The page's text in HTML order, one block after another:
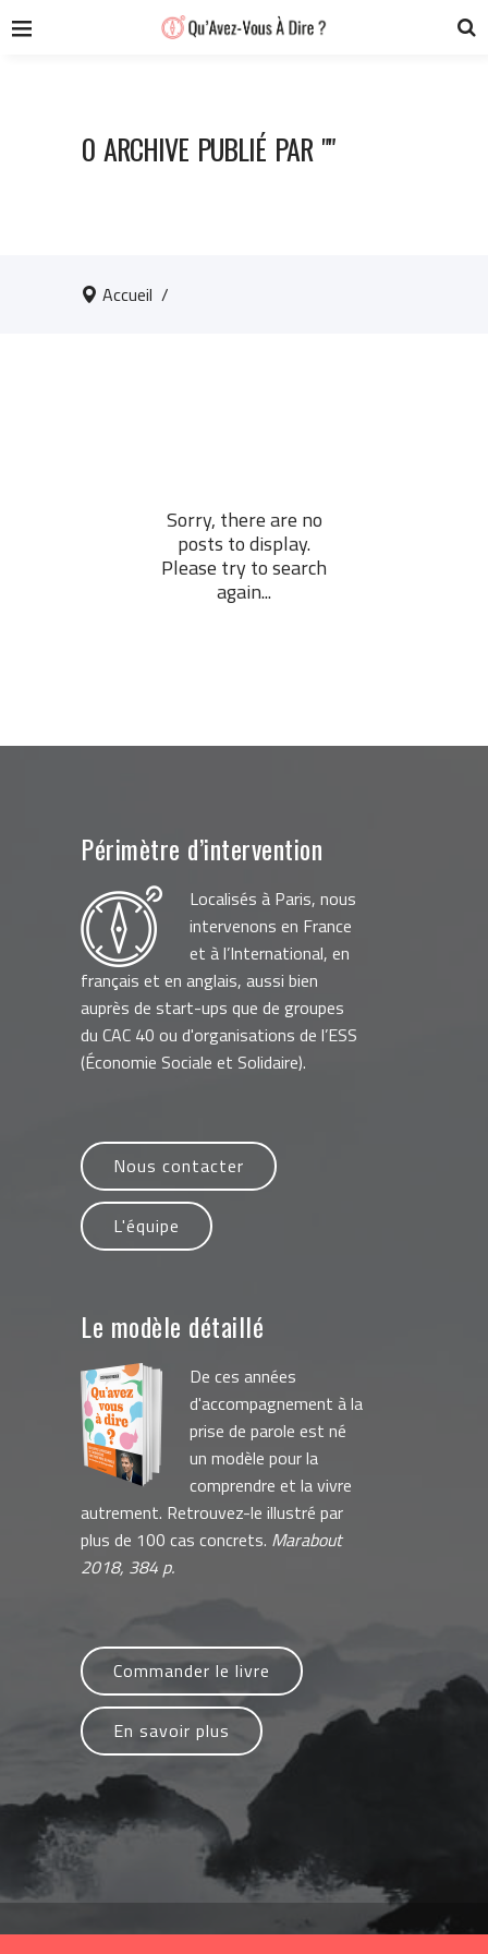
0 ARCHIVE PUBLIÉ PAR ""
Accueil /
Sorry, there are no
posts to display.
Please try to search
again...
Périmètre d’intervention
Localisés à Paris, nous
intervenons en France
et à l’International, en
français et en anglais, aussi bien
auprès de start-ups que de groupes
du CAC 40 ou d'organisations de l’ESS
(Économie Sociale et Solidaire).
Nous contacter
L'équipe
Le modèle détaillé
De ces années
d'accompagnement à la
prise de parole est né
un modèle pour la
comprendre et la vivre
autrement. Retrouvez-le illustré par
plus de 100 cas concrets. Marabout
2018, 384 p.
Commander le livre
En savoir plus